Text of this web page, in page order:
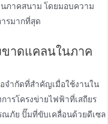
ภาคสนาม โดยมอบความ
รมากที่สุด
ขาดแคลนในภาค
จํากัดที่สําคัญเมื่อใช้งานใน
ารโครงข่ายไฟฟ้าที่เสถียร
ณภัย ปั๊มที่ขับเคลื่อนด้วยดีเซล